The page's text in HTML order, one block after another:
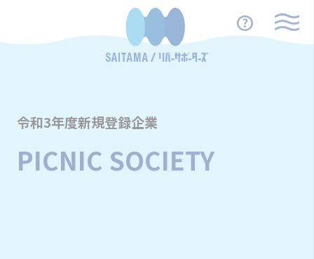
令和3年度新規登録企業
PICNIC SOCIETY